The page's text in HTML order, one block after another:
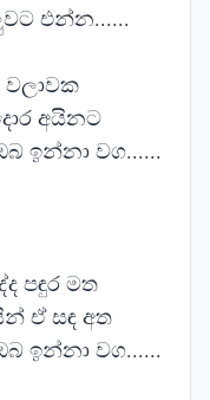
එන්න......
වලාවක
අයිනට
ඉන්නා වග......
පඳුර මත
ඒ සඳ අත
ඉන්නා වග......